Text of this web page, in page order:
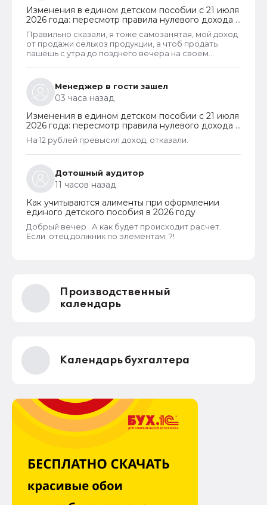
Изменения в едином детском пособии с 21 июля
2026 года: пересмотр правила нулевого дохода и
новый порядок оформления пособий по месту
пребывания
Правильно сказали, я тоже самозанятая, мой доход
от продажи сельхоз продукции, а чтоб продать
пашешь с утра до позднего вечера на своем
Менеджер в гости зашел
03 часа назад
Изменения в едином детском пособии с 21 июля
2026 года: пересмотр правила нулевого дохода и
новый порядок оформления пособий по месту
пребывания
На 12 рублей превысил доход, отказали.
Дотошный аудитор
11 часов назад
Как учитываются алименты при оформлении
единого детского пособия в 2026 году
Добрый вечер . А как будет происходит расчет.
Если отец должник по элементам. ?!
Производственный
календарь
Календарь бухгалтера